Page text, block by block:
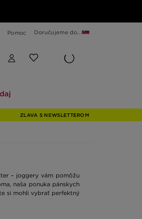
Pomoc Doručujeme do...
ZĽAVA S NEWSLETTEROM
– joggery vám pomôžu
naša ponuka pánskych
si mohli vybrať perfektný